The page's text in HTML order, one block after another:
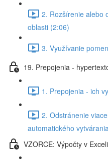
2. Rozšírenie alebo
oblasti (2:06)
3. Využívanie
19. Prepojenia -
1. Prepojenia - ich
2. Odstránenie
automatického
VZORCE: Výpočty v Exceli